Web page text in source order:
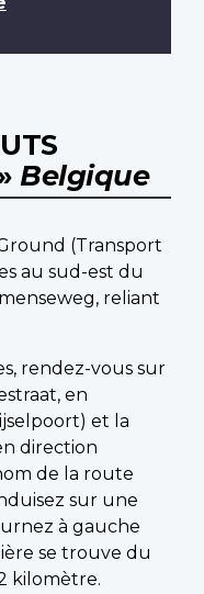
Belgique
(Transport
au sud-est du
reliant
rendez-vous sur
en
et la
direction
de la route
sur une
à gauche
se trouve du
kilomètre.